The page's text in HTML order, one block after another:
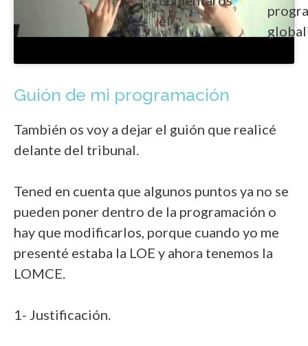
el
Guión de mi programación
También os voy a dejar el guión que realicé
delante del tribunal.
Tened en cuenta que algunos puntos ya no se
pueden poner dentro de la programación o
hay que modificarlos, porque cuando yo me
presenté estaba la LOE y ahora tenemos la
LOMCE.
1- Justificación.